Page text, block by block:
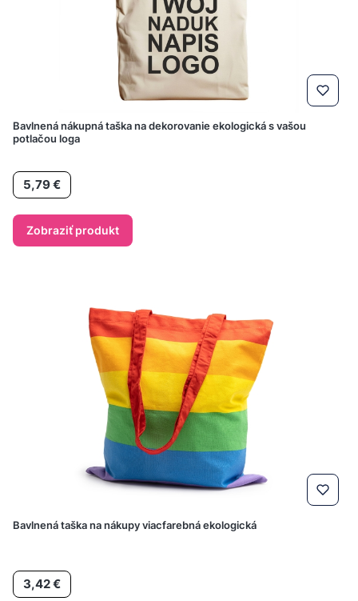
Bavlnená nákupná taška na dekorovanie ekologická s vašou
potlačou loga
Cena
5,79 €
Zobraziť produkt
Bavlnená taška na nákupy viacfarebná ekologická
Cena
3,42 €